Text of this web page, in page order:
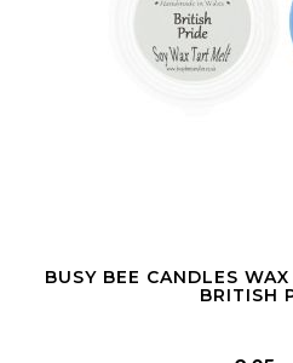
BUSY BEE CANDLES
BRITISH